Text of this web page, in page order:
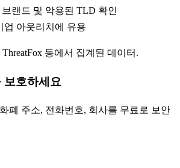
랜드 및 악용된 TLD 확인
업 아웃리치에 유용
ThreatFox 등에서 집계된 데이터.
보호하세요
폐 주소, 전화번호, 회사를 무료로 보안